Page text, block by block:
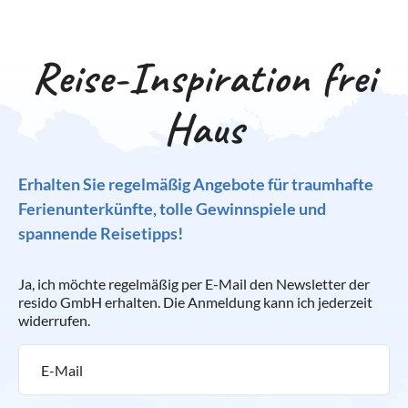
Reise-Inspiration frei
Haus
Erhalten Sie regelmäßig Angebote für traumhafte
Ferienunterkünfte, tolle Gewinnspiele und
spannende Reisetipps!
Ja, ich möchte regelmäßig per E-Mail den Newsletter der
resido GmbH erhalten. Die Anmeldung kann ich jederzeit
widerrufen.